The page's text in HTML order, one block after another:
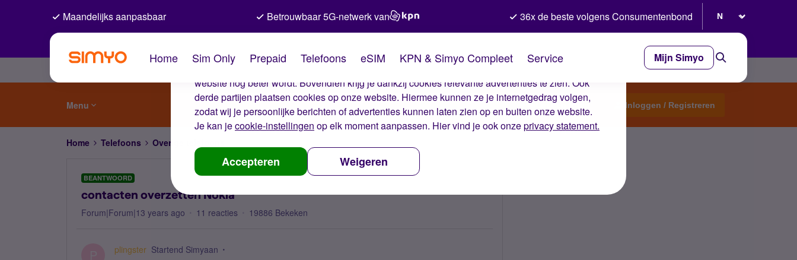
De cookies van Simyo
Wij gebruiken cookies op onze website. Met deze cookies zorgen wij ervoor dat je ervaring op de
website nog beter wordt. Bovendien krijg je dankzij cookies relevante advertenties te zien. Ook
derde partijen plaatsen cookies op onze website. Hiermee kunnen ze je internetgedrag volgen,
zodat wij je persoonlijke berichten of advertenties kunnen laten zien op en buiten onze website.
Je kan jecookie-instellingen op elk moment aanpassen. Hier vind je ook onzeprivacy statement.
Accepteren Weigeren
Maandelijks aanpasbaar Betrouwbaar 5G-netwerk van 36x de beste volgens Consumentenbond
Home Sim Only Prepaid Telefoons eSIM KPN & Simyo Compleet Service Mijn Simyo
Menu Start een topic Inloggen / Registreren
Home Telefoons Overige telefoons
BEANTWOORD
contacten overzetten Nokia
Forum|Forum|13 years ago 11 reacties 19886 Bekeken
plingster Startend Simyaan